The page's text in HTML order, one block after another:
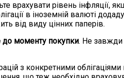
врахувати рівень інфляції,
в іноземній валюті
від виду цінних паперів.
до моменту покупки. Не завжди
з конкретними